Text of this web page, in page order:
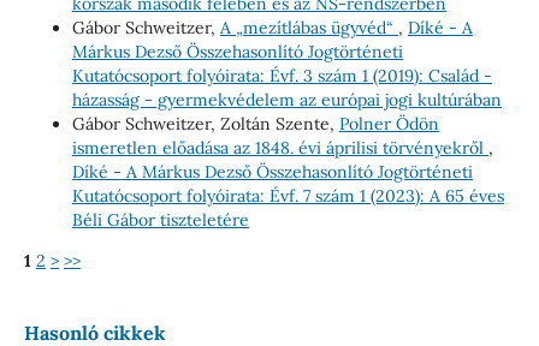
Gábor Schweitzer, A „mezítlábas ügyvéd“ , Díké - A
Márkus Dezső Összehasonlító Jogtörténeti
Kutatócsoport folyóirata: Évf. 3 szám 1 (2019): Család -
házasság - gyermekvédelem az európai jogi kultúrában
Gábor Schweitzer, Zoltán Szente, Polner Ödön
ismeretlen előadása az 1848. évi áprilisi törvényekről ,
Díké - A Márkus Dezső Összehasonlító Jogtörténeti
Kutatócsoport folyóirata: Évf. 7 szám 1 (2023): A 65 éves
Béli Gábor tiszteletére
1 2 > >>
Hasonló cikkek